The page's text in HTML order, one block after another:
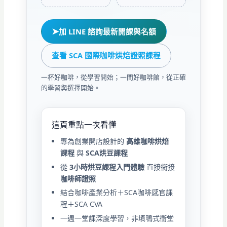
➤加 LINE 諮詢最新開課與名額
查看 SCA 國際咖啡烘焙證照課程
一杯好咖啡，從學習開始；一間好咖啡館，從正確
的學習與選擇開始。
這頁重點一次看懂
專為創業開店設計的高雄咖啡烘焙
課程 與SCA烘豆課程
從3小時烘豆課程入門體驗 直接銜接
咖啡師證照
結合咖啡產業分析＋SCA咖啡感官課
程＋SCA CVA
一週一堂課深度學習，非填鴨式衝堂